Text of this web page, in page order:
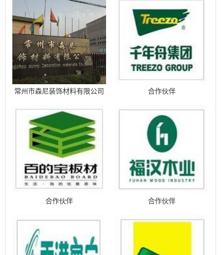
常州市森尼装饰材料有限公司 合作伙伴
合作伙伴 合作伙伴